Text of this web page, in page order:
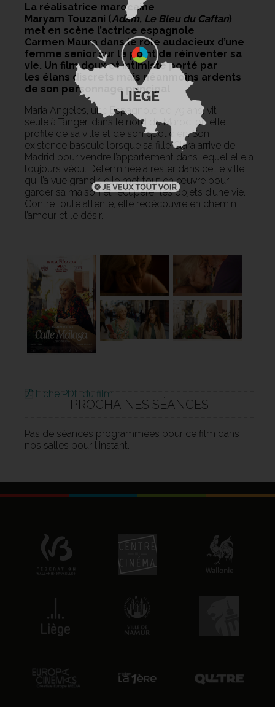
La réalisatrice marocaine
Maryam Touzani (Adam, Le Bleu du Caftan)
met en scène l’actrice espagnole
Carmen Maura dans le rôle audacieux d’une
femme senior sur le point de réinventer sa
vie. Un film doux et intimiste porté par
les élans discrets mais néanmoins ardents
de son personnage principal
Maria Angeles, une Espagnole de 79 ans, vit
seule à Tanger, dans le nord du Maroc, où elle
profite de sa ville et de son quotidien. Son
existence bascule lorsque sa fille Clara arrive de
Madrid pour vendre l’appartement dans lequel elle a
toujours vécu. Déterminée à rester dans cette ville
qui l’a vue grandir, elle met tout en œuvre pour
garder sa maison et récupérer les objets d’une vie.
Contre toute attente, elle redécouvre en chemin
l’amour et le désir.
Fiche PDF du film
PROCHAINES SÉANCES
Pas de séances programmées pour ce film dans
nos salles pour l'instant.